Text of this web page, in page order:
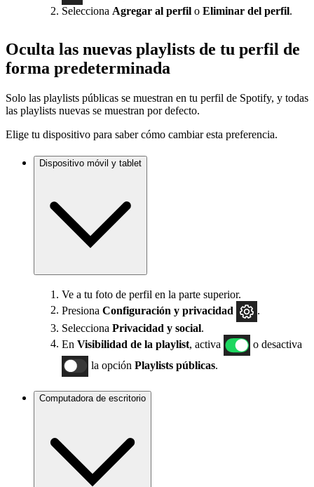
Selecciona Agregar al perfil o Eliminar del perfil.
Oculta las nuevas playlists de tu perfil de
forma predeterminada
Solo las playlists públicas se muestran en tu perfil de Spotify, y todas
las playlists nuevas se muestran por defecto.
Elige tu dispositivo para saber cómo cambiar esta preferencia.
Dispositivo móvil y tablet
Ve a tu foto de perfil en la parte superior.
Presiona Configuración y privacidad
Selecciona Privacidad y social.
En Visibilidad de la playlist , activa
o desactiva
la opción Playlists públicas.
Computadora de escritorio